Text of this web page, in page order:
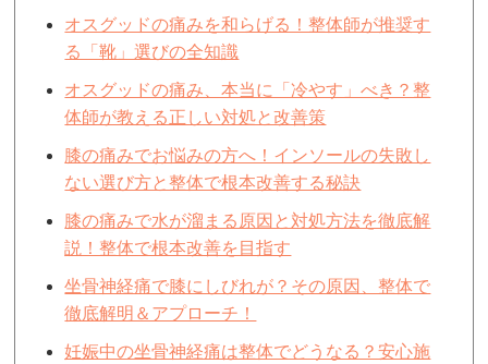
オスグッドの痛みを和らげる！整体師が推奨す
る「靴」選びの全知識
オスグッドの痛み、本当に「冷やす」べき？整
体師が教える正しい対処と改善策
膝の痛みでお悩みの方へ！インソールの失敗し
ない選び方と整体で根本改善する秘訣
膝の痛みで水が溜まる原因と対処方法を徹底解
説！整体で根本改善を目指す
坐骨神経痛で膝にしびれが？その原因、整体で
徹底解明＆アプローチ！
妊娠中の坐骨神経痛は整体でどうなる？安心施